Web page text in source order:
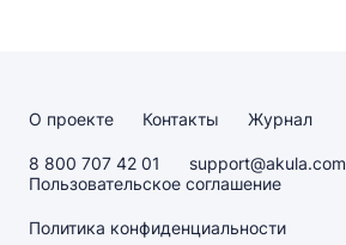
О проекте Контакты Журнал
8 800 707 42 01
support@akula.com
Пользовательское соглашение
Политика конфиденциальности